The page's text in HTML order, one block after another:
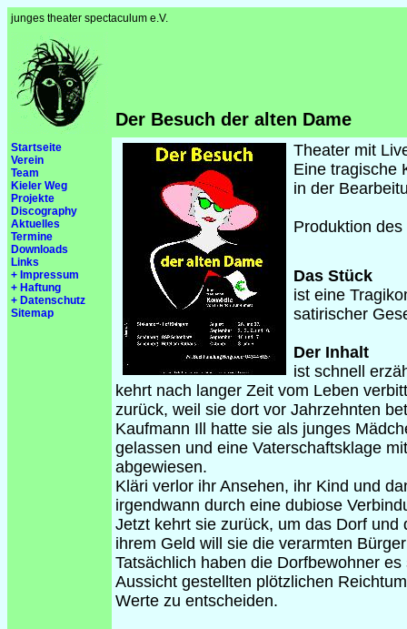
junges theater spectaculum e.V.
Der Besuch der alten Dame
Startseite
Verein
Team
Kieler Weg
Projekte
Discography
Aktuelles
Termine
Downloads
Links
+ Impressum
+ Haftung
+ Datenschutz
Sitemap
Theater mit
Eine tragische
in der
Produktion
Das Stück
ist eine
satirischer
Der Inhalt
ist schnell
kehrt nach langer Zeit vom Leben
zurück, weil sie dort vor Jahrzehnten
Kaufmann Ill hatte sie als junges
gelassen und eine Vaterschaftsklage
abgewiesen.
Kläri verlor ihr Ansehen, ihr Kind und
irgendwann durch eine dubiose
Jetzt kehrt sie zurück, um das Dorf
ihrem Geld will sie die verarmten
Tatsächlich haben die Dorfbewohner
Aussicht gestellten plötzlichen
Werte zu entscheiden.